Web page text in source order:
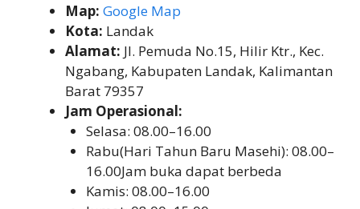
Map: Google Map
Kota: Landak
Alamat: Jl. Pemuda No.15, Hilir Ktr., Kec.
Ngabang, Kabupaten Landak, Kalimantan
Barat 79357
Jam Operasional:
Selasa: 08.00–16.00
Rabu(Hari Tahun Baru Masehi): 08.00–
16.00Jam buka dapat berbeda
Kamis: 08.00–16.00